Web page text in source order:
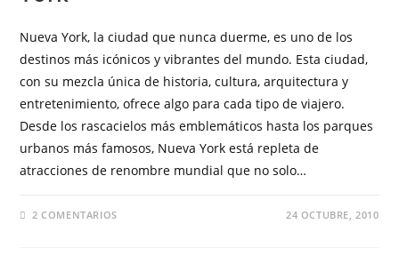
Nueva York, la ciudad que nunca duerme, es uno de los
destinos más icónicos y vibrantes del mundo. Esta ciudad,
con su mezcla única de historia, cultura, arquitectura y
entretenimiento, ofrece algo para cada tipo de viajero.
Desde los rascacielos más emblemáticos hasta los parques
urbanos más famosos, Nueva York está repleta de
atracciones de renombre mundial que no solo…
2 COMENTARIOS 24 OCTUBRE, 2010